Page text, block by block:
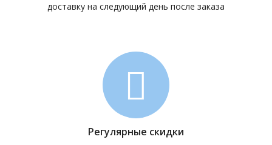
доставку на следующий день после заказа
Регулярные скидки